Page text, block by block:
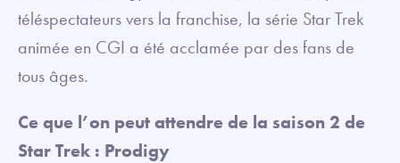
téléspectateurs vers la franchise, la série Star Trek
animée en CGI a été acclamée par des fans de
tous âges.
Ce que l’on peut attendre de la saison 2 de
Star Trek : Prodigy